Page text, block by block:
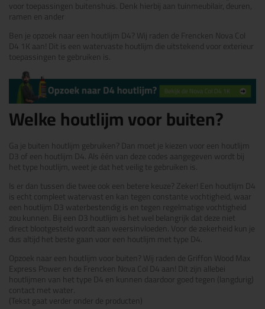
voor toepassingen buitenshuis. Denk hierbij aan tuinmeubilair, deuren,
ramen en ander
Ben je opzoek naar een houtlijm D4? Wij raden de Frencken Nova Col
D4 1K aan! Dit is een watervaste houtlijm die uitstekend voor exterieur
toepassingen te gebruiken is.
Welke houtlijm voor buiten?
Ga je buiten houtlijm gebruiken? Dan moet je kiezen voor een houtlijm
D3 of een houtlijm D4. Als één van deze codes aangegeven wordt bij
het type houtlijm, weet je dat het veilig te gebruiken is.
Is er dan tussen die twee ook een betere keuze? Zeker! Een houtlijm D4
is echt compleet watervast en kan tegen constante vochtigheid, waar
een houtlijm D3 waterbestendig is en tegen regelmatige vochtigheid
zou kunnen. Bij een D3 houtlijm is het wel belangrijk dat deze niet
direct blootgesteld wordt aan weersinvloeden. Voor de zekerheid kun je
dus altijd het beste gaan voor een houtlijm met type D4.
Opzoek naar een houtlijm voor buiten? Wij raden de Griffon Wood Max
Express Power en de Frencken Nova Col D4 aan! Dit zijn allebei
houtlijmen van het type D4 en kunnen daardoor goed tegen (langdurig)
contact met water.
(Tekst gaat verder onder de producten)